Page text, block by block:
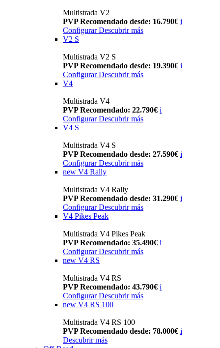
Multistrada V2
PVP Recomendado desde: 16.790€ i
Configurar Descubrir más
V2 S
Multistrada V2 S
PVP Recomendado desde: 19.390€ i
Configurar Descubrir más
V4
Multistrada V4
PVP Recomendado: 22.790€ i
Configurar Descubrir más
V4 S
Multistrada V4 S
PVP Recomendado desde: 27.590€ i
Configurar Descubrir más
new V4 Rally
Multistrada V4 Rally
PVP Recomendado desde: 31.290€ i
Configurar Descubrir más
V4 Pikes Peak
Multistrada V4 Pikes Peak
PVP Recomendado: 35.490€ i
Configurar Descubrir más
new V4 RS
Multistrada V4 RS
PVP Recomendado: 43.790€ i
ConfigurarDescubrir más
new V4 RS 100
Multistrada V4 RS 100
PVP Recomendado desde: 78.000€ i
Descubrir más